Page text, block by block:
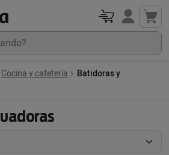
Cocina y cafetería
Batidoras y